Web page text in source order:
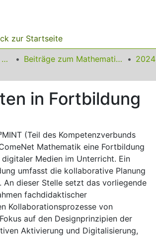
zur Startseite
Institut für Entwicklung und Erforschung des Mathematikunterrichts Beiträge zum Mathematikunterricht
2024
in Fortbildung
(Teil des Kompetenzverbunds
Mathematik eine Fortbildung
Medien im Unterricht. Ein
umfasst die kollaborative Planung
An dieser Stelle setzt das vorliegende
fachdidaktischer
Kollaborationsprozesse von
auf den Designprinzipien der
Aktivierung und Digitalisierung,